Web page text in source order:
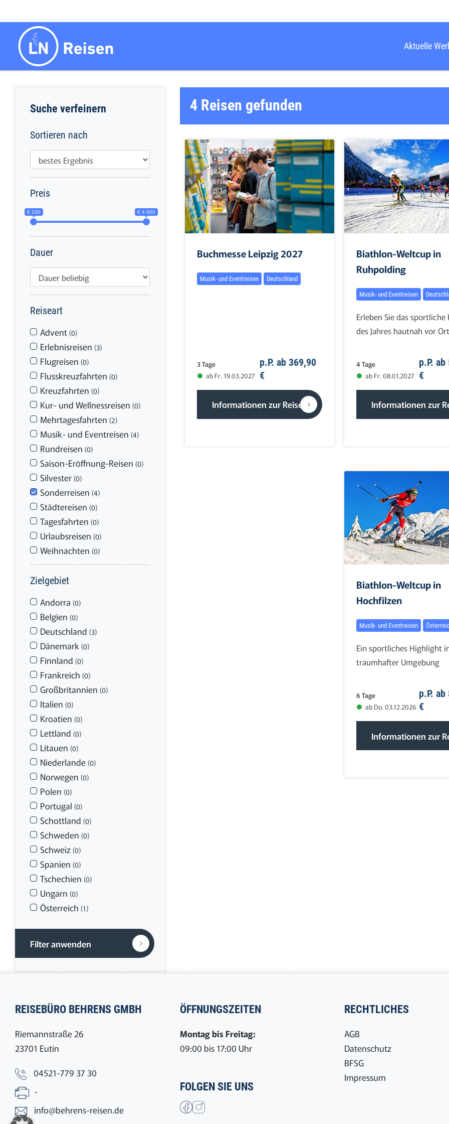
Aktuelle
Suche verfeinern
Sortieren nach
Preis
€ 100 € 4 000
Dauer
Reiseart
Advent (0)
Erlebnisreisen (3)
Flugreisen (0)
Flusskreuzfahrten (0)
Kreuzfahrten (0)
Kur- und Wellnessreisen (0)
Mehrtagesfahrten (2)
Musik- und Eventreisen (4)
Rundreisen (0)
Saison-Eröffnung-Reisen (0)
Silvester (0)
Sonderreisen (4)
Städtereisen (0)
Tagesfahrten (0)
Urlaubsreisen (0)
Weihnachten (0)
Zielgebiet
Andorra (0)
Belgien (0)
Deutschland (3)
Dänemark (0)
Finnland (0)
Frankreich (0)
Großbritannien (0)
Italien (0)
Kroatien (0)
Lettland (0)
Litauen (0)
Niederlande (0)
Norwegen (0)
Polen (0)
Portugal (0)
Schottland (0)
Schweden (0)
Schweiz (0)
Spanien (0)
Tschechien (0)
Ungarn (0)
Österreich (1)
Filter anwenden
4 Reisen gefunden
Buchmesse Leipzig 2027
Musik- und Eventreisen Deutschland
3 Tage
ab Fr. 19.03.2027
p.P. ab 369,90
€
Informationen zur Reise
Biathlon-Weltcup in
Ruhpolding
Musik- und Eventreisen
Erleben Sie das
des Jahres hautnah vor Ort
4 Tage
ab Fr. 08.01.2027
p.P.
€
Informationen zur
Biathlon-Weltcup in
Hochfilzen
Musik- und Eventreisen
Ein sportliches Highlight
traumhafter Umgebung
6 Tage
ab Do. 03.12.2026
p.P.
€
Informationen zur
REISEBÜRO BEHRENS GMBH
Riemannstraße 26
23701 Eutin
04521-779 37 30
-
info@behrens-reisen.de
ÖFFNUNGSZEITEN
Montag bis Freitag:
09:00 bis 17:00 Uhr
FOLGEN SIE UNS
RECHTLICHES
AGB
Datenschutz
BFSG
Impressum